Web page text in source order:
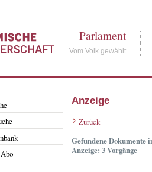
Parlament
Vom Volk gewählt
Anzeige
Zurück
Gefundene Dokumente
Anzeige: 3 Vorgänge